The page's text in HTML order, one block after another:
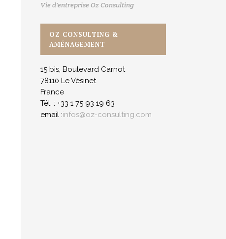
Vie d'entreprise Oz Consulting
OZ CONSULTING &
AMÉNAGEMENT
15 bis, Boulevard Carnot
78110 Le Vésinet
France
Tél. : +33 1 75 93 19 63
email :infos@oz-consulting.com